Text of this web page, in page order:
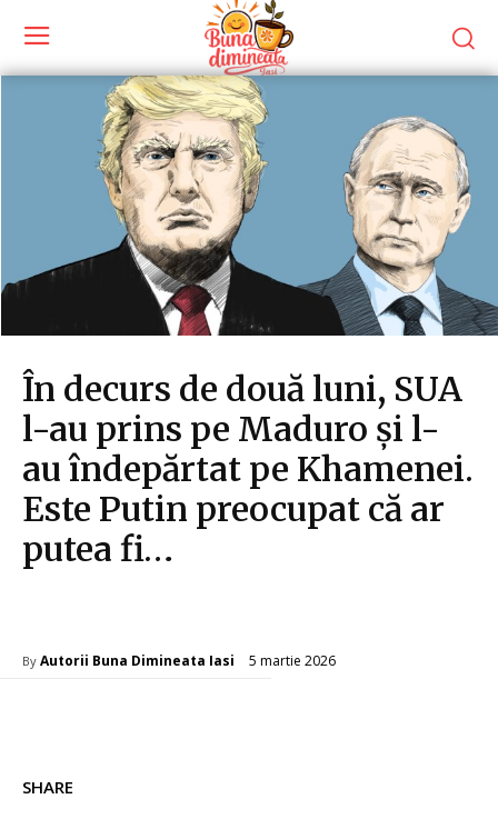
În decurs de două luni, SUA
l-au prins pe Maduro și l-
au îndepărtat pe Khamenei.
Este Putin preocupat că ar
putea fi…
By Autorii Buna Dimineata Iasi 5 martie 2026
SHARE